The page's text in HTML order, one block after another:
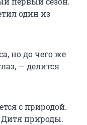
один из
но до чего же
— делится
с природой.
Дитя природы.